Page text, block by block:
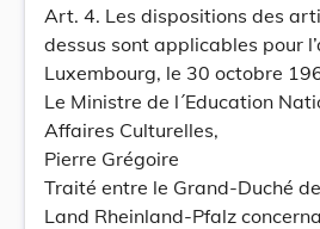
Art. 4. Les dispositions des
dessus sont applicables pour
Luxembourg, le 30 octobre
Le Ministre de l´Education
Affaires Culturelles,
Pierre Grégoire
Traité entre le Grand-Duché
Land Rheinland-Pfalz